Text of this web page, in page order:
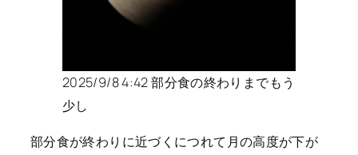
2025/9/8 4:42 部分食の終わりまでもう
少し
部分食が終わりに近づくにつれて月の高度が下が